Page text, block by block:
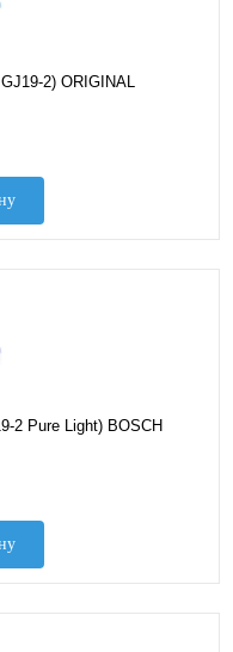
2) ORIGINAL
2 Pure Light) BOSCH